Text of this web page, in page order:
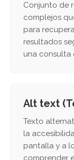
Conjunto de
complejos
para
resultados
una consulta
Alt text
Texto
la
pantalla y a
comprender